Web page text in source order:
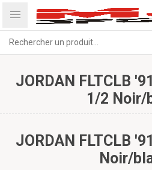
JORDAN FLTCLB
1/2 Noir/
JORDAN FLTCLB
Noir/